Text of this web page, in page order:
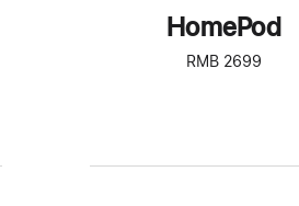
HomePod
RMB 2699